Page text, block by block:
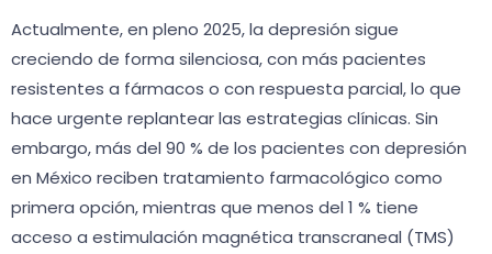
Actualmente, en pleno 2025, la depresión sigue
creciendo de forma silenciosa, con más pacientes
resistentes a fármacos o con respuesta parcial, lo que
hace urgente replantear las estrategias clínicas. Sin
embargo, más del 90 % de los pacientes con depresión
en México reciben tratamiento farmacológico como
primera opción, mientras que menos del 1 % tiene
acceso a estimulación magnética transcraneal (TMS)